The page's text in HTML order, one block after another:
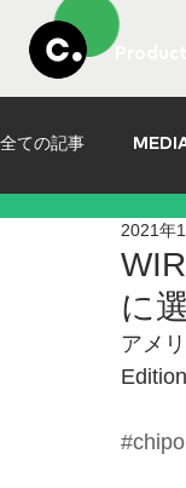
全ての記事
に
2021年
アメ